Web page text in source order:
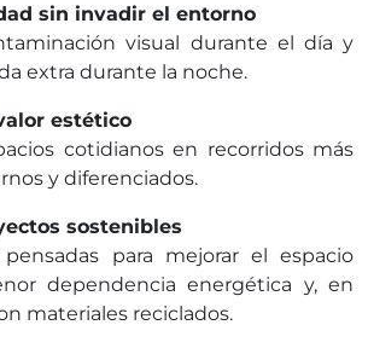
sin invadir el entorno
visual durante el día y
extra durante la noche.
estético
cotidianos en recorridos más
y diferenciados.
sostenibles
para mejorar el espacio
dependencia energética y, en
materiales reciclados.